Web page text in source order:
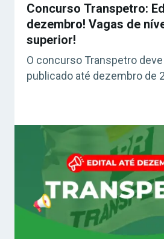
Concurso Transpetro:
dezembro! Vagas de
superior!
O concurso Transpetro
publicado até dezembro de